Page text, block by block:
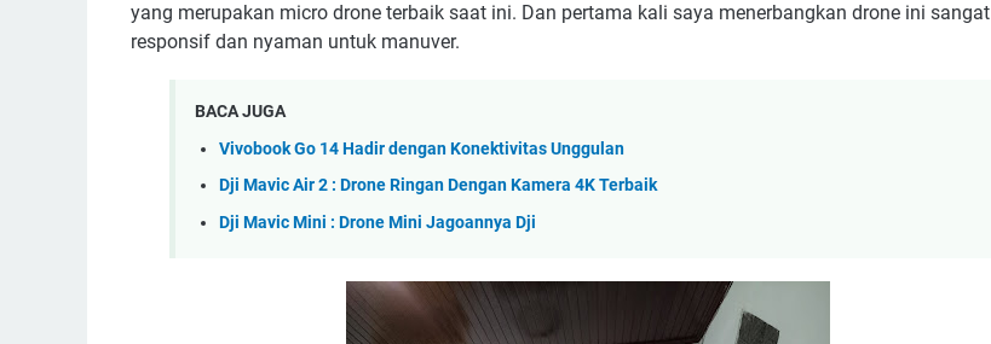
yang merupakan micro drone terbaik saat ini. Dan pertama kali saya menerbangkan drone ini sangat
responsif dan nyaman untuk manuver.
BACA JUGA
Vivobook Go 14 Hadir dengan Konektivitas Unggulan
Dji Mavic Air 2 : Drone Ringan Dengan Kamera 4K Terbaik
Dji Mavic Mini : Drone Mini Jagoannya Dji